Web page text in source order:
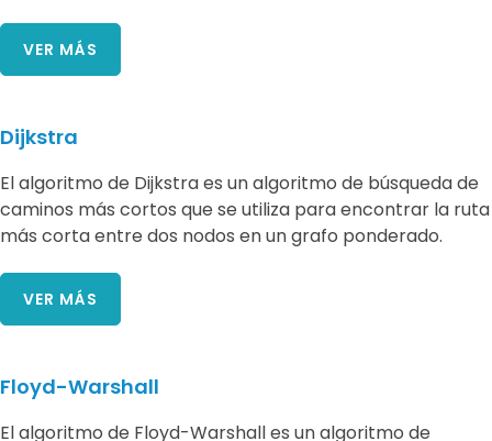
VER MÁS
Dijkstra
El algoritmo de Dijkstra es un algoritmo de búsqueda de
caminos más cortos que se utiliza para encontrar la ruta
más corta entre dos nodos en un grafo ponderado.
VER MÁS
Floyd-Warshall
El algoritmo de Floyd-Warshall es un algoritmo de